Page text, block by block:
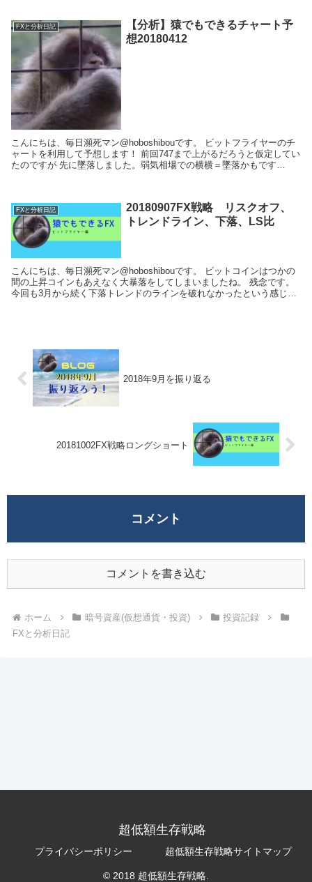
FXと分析日記
【分析】猿でもできるチャート予
想20180412
こんにちは、毎日瀕死マン@hoboshibouです。 ビットフライヤーのチ
ャートを利用して予想します！ 前回747まで上がるだろうと仮定してい
たのですが 先に墜落しました。弱気相場での横横＝墜落かもです
FXと分析日記
20180907FX戦略 リスクオフ、
トレンドライン、下落、LS比
こんにちは、毎日瀕死マン@hoboshibouです。 ビットコインはつかの
間の上昇コインもあえなく大暴落をしてしまいましたね。 残念です。
今回も3月から続く下落トレンドのラインを破れなかったという感じに
2018年9月を振り返る
20181002FX戦略ロングショート
コメント
コメントを書き込む
ホーム 暗号資産(仮想通貨・投資)
投資記録
FXと分析日記
超低額生存戦略
プライバシーポリシー 超低額生存戦略サイトマップ
© 2018 超低額生存戦略.